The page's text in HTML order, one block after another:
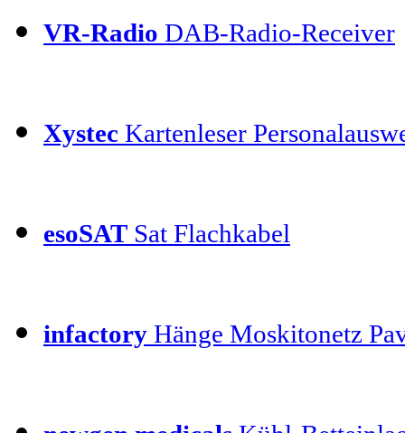
VR-Radio DAB-Radio-Receiver
Xystec Kartenleser
esoSAT Sat Flachkabel
infactory Hänge Moskitonetz